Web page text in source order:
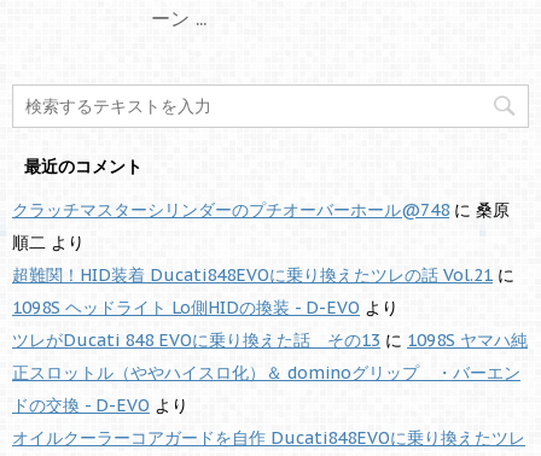
ーン ...
最近のコメント
クラッチマスターシリンダーのプチオーバーホール@748 に 桑原
順二 より
超難関！HID装着 Ducati848EVOに乗り換えたツレの話 Vol.21 に
1098S ヘッドライト Lo側HIDの換装 - D-EVO より
ツレがDucati 848 EVOに乗り換えた話 その13 に 1098S ヤマハ純
正スロットル（ややハイスロ化）＆ dominoグリップ ・バーエン
ドの交換 - D-EVO より
オイルクーラーコアガードを自作 Ducati848EVOに乗り換えたツレ